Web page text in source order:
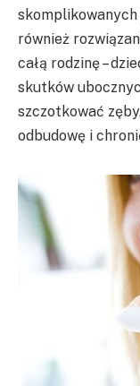
również
całą rodzinę –
skutków
szczotkować
odbudowę i